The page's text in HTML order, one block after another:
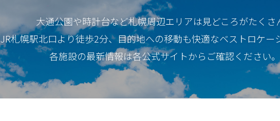
大通公園や時計台など札幌周辺エリアは見どころがたくさ
JR札幌駅北口より徒歩2分、目的地への移動も快適なベストロケー
各施設の最新情報は各公式サイトからご確認ください。